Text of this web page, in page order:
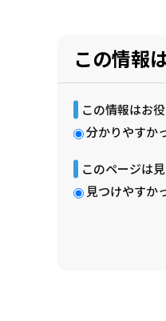
この情報
この情報はお
分かりやすか
このページは
見つけやすか